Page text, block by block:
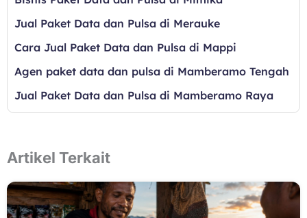
Jual Paket Data dan Pulsa di Merauke
Cara Jual Paket Data dan Pulsa di Mappi
Agen paket data dan pulsa di Mamberamo Tengah
Jual Paket Data dan Pulsa di Mamberamo Raya
Artikel Terkait